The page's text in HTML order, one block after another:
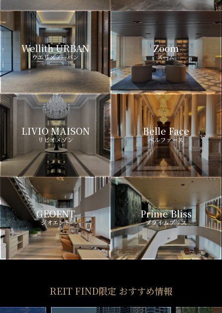
Wellith URBAN
ウエリスアーバン
Zoom
ズーム
LIVIO MAISON
リビオメゾン
Belle Face
ベルファース
GEOENT
ジオエント
Prime Bliss
プライムブリス
REIT FIND限定 おすすめ情報